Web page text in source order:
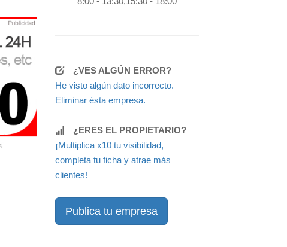
¿VES ALGÚN ERROR?
He visto algún dato incorrecto.
Eliminar ésta empresa.
¿ERES EL PROPIETARIO?
¡Multiplica x10 tu visibilidad,
completa tu ficha y atrae más
clientes!
Publica tu empresa